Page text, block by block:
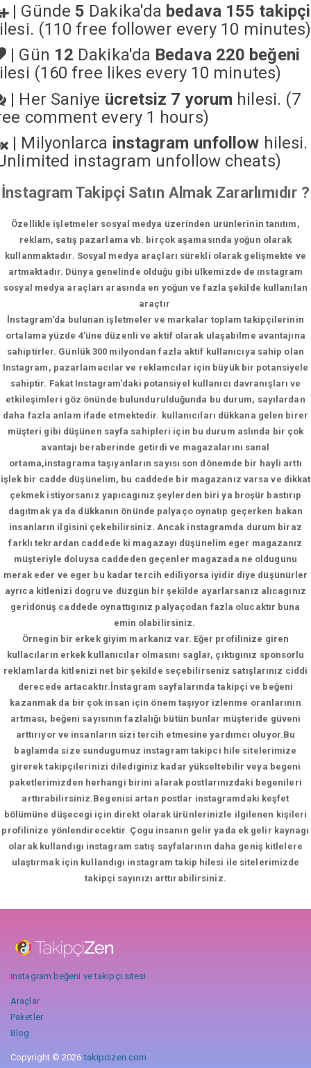
| Günde 5 Dakika'da bedava 155 takipçi
(110 free follower every 10 minutes)
| Gün 12 Dakika'da Bedava 220 beğeni
(160 free likes every 10 minutes)
| Her Saniye ücretsiz 7 yorum hilesi. (7
comment every 1 hours)
| Milyonlarca instagram unfollow hilesi.
instagram unfollow cheats)
İnstagram Takipçi Satın Almak Zararlımıdır ?
Özellikle işletmeler sosyal medya üzerinden ürünlerinin tanıtım,
reklam, satış pazarlama vb. birçok aşamasında yoğun olarak
kullanmaktadır. Sosyal medya araçları sürekli olarak gelişmekte ve
artmaktadır. Dünya genelinde olduğu gibi ülkemizde de ınstagram
sosyal medya araçları arasında en yoğun ve fazla şekilde kullanılan
araçtır
İnstagram'da bulunan işletmeler ve markalar toplam takipçilerinin
ortalama yüzde 4'üne düzenli ve aktif olarak ulaşabilme avantajına
sahiptirler. Günlük 300 milyondan fazla aktif kullanıcıya sahip olan
Instagram, pazarlamacılar ve reklamcılar için büyük bir potansiyele
sahiptir. Fakat Instagram'daki potansiyel kullanıcı davranışları ve
etkileşimleri göz önünde bulundurulduğunda bu durum, sayılardan
daha fazla anlam ifade etmektedir. kullanıcıları dükkana gelen birer
müşteri gibi düşünen sayfa sahipleri için bu durum aslında bir çok
avantajı beraberinde getirdi ve magazalarını sanal
ortama,instagrama taşıyanların sayısı son dönemde bir hayli arttı
işlek bir cadde düşünelim, bu caddede bir magazanız varsa ve dikkat
çekmek istiyorsanız yapıcagınız şeylerden biri ya broşür bastırıp
dagıtmak ya da dükkanın önünde palyaço oynatıp geçerken bakan
insanların ilgisini çekebilirsiniz. Ancak instagramda durum biraz
farklı tekrardan caddede ki magazayı düşünelim eger magazanız
müşteriyle doluysa caddeden geçenler magazada ne oldugunu
merak eder ve eger bu kadar tercih ediliyorsa iyidir diye düşünürler
ayrıca kitlenizi dogru ve düzgün bir şekilde ayarlarsanız alıcagınız
geridönüş caddede oynattıgınız palyaçodan fazla olucaktır buna
emin olabilirsiniz.
Örnegin bir erkek giyim markanız var. Eğer profilinize giren
kullacıların erkek kullanıcılar olmasını saglar, çıktıgınız sponsorlu
reklamlarda kitlenizi net bir şekilde seçebilirseniz satışlarınız ciddi
derecede artacaktır.İnstagram sayfalarında takipçi ve beğeni
kazanmak da bir çok insan için önem taşıyor izlenme oranlarının
artması, beğeni sayısının fazlalığı bütün bunlar müşteride güveni
arttırıyor ve insanların sizi tercih etmesine yardımcı oluyor.Bu
baglamda size sundugumuz instagram takipci hile sitelerimize
girerek takipçilerinizi dilediginiz kadar yükseltebilir veya begeni
paketlerimizden herhangi birini alarak postlarınızdaki begenileri
arttırabilirsiniz.Begenisi artan postlar instagramdaki keşfet
bölümüne düşecegi için direkt olarak ürünlerinizle ilgilenen kişileri
profilinize yönlendirecektir. Çogu insanın gelir yada ek gelir kaynagı
olarak kullandıgı instagram satış sayfalarının daha geniş kitlelere
ulaştırmak için kullandıgı instagram takip hilesi ile sitelerimizde
takipçi sayınızı arttırabilirsiniz.
instagram beğeni ve takipçi sitesi
Araçlar
Paketler
Blog
Copyright © 2026takipcizen.com